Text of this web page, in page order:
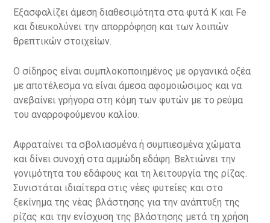
Εξασφαλίζει άμεση διαθεσιμότητα στα φυτά K και Fe
και διευκολύνει την απορρόφηση και των λοιπών
θρεπτικών στοιχείων.
Ο σίδηρος είναι συμπλοκοποιημένος με οργανικά οξέα
με αποτέλεσμα να είναι άμεσα αφομοιώσιμος και να
ανεβαίνει γρήγορα στη κόμη των φυτών με το ρεύμα
του αναρροφούμενου καλίου.
Αφραταίνει τα σβολιασμένα ή συμπιεσμένα χώματα
και δίνει συνοχή στα αμμώδη εδάφη. Βελτιώνει την
γονιμότητα του εδάφους και τη λειτουργία της ρίζας.
Συνιστάται ιδιαίτερα στις νέες φυτείες και στο
ξεκίνημα της νέας βλάστησης για την ανάπτυξη της
ρίζας και την ενίσχυση της βλάστησης μετά τη χρήση